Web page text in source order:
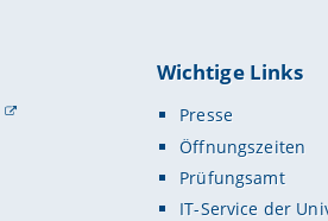
Wichtige Links
Presse
Öffnungszeiten
Prüfungsamt
IT-Service der